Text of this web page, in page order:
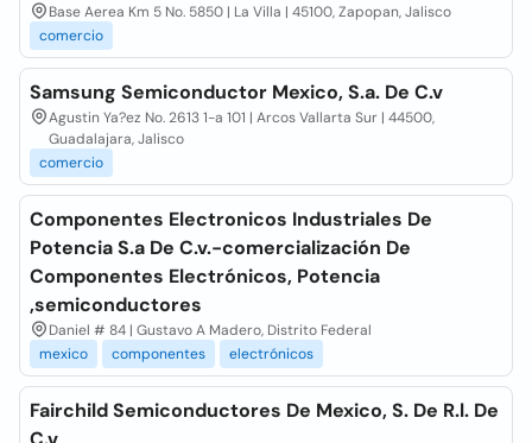
Base Aerea Km 5 No. 5850 | La Villa | 45100, Zapopan, Jalisco
comercio
Samsung Semiconductor Mexico, S.a. De C.v
Agustin Ya?ez No. 2613 1-a 101 | Arcos Vallarta Sur | 44500,
Guadalajara, Jalisco
comercio
Componentes Electronicos Industriales De
Potencia S.a De C.v.-comercialización De
Componentes Electrónicos, Potencia
,semiconductores
Daniel # 84 | Gustavo A Madero, Distrito Federal
mexico
componentes electrónicos
Fairchild Semiconductores De Mexico, S. De R.l. De